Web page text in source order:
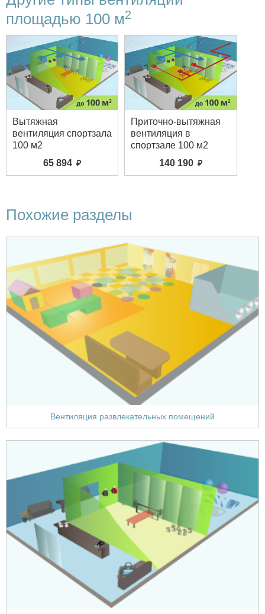
площадью 100 м2
Вытяжная
вентиляция спортзала
100 м2
65 894
Приточно-вытяжная
вентиляция в
спортзале 100 м2
140 190
Похожие разделы
Вентиляция развлекательных помещений